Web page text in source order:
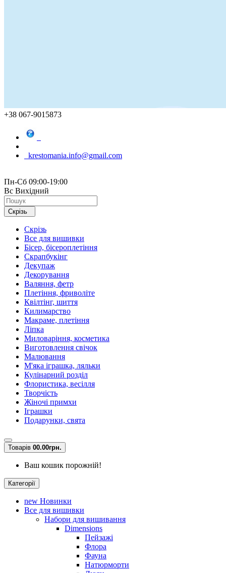
+38 067-9015873
krestomania.info@gmail.com
Пн-Сб 09:00-19:00
Вс Вихідний
Скрізь
Скрізь
Все для вишивки
Бісер, бісероплетіння
Скрапбукінг
Декупаж
Декорування
Валяння, фетр
Плетіння, фриволіте
Квілтінг, шиття
Килимарство
Макраме, плетіння
Ліпка
Миловаріння, косметика
Виготовлення свічок
Малювання
М'яка іграшка, ляльки
Кулінарний розділ
Флористика, весілля
Творчість
Жіночі примхи
Іграшки
Подарунки, свята
Товарів 00.00грн.
Ваш кошик порожній!
Категорії
new Новинки
Все для вишивки
Набори для вишивання
Dimensions
Пейзажі
Флора
Фауна
Натюрморти